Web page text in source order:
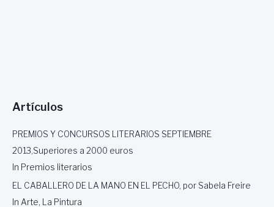
Artículos
PREMIOS Y CONCURSOS LITERARIOS SEPTIEMBRE
2013,Superiores a 2000 euros
In Premios literarios
EL CABALLERO DE LA MANO EN EL PECHO, por Sabela Freire
In Arte, La Pintura